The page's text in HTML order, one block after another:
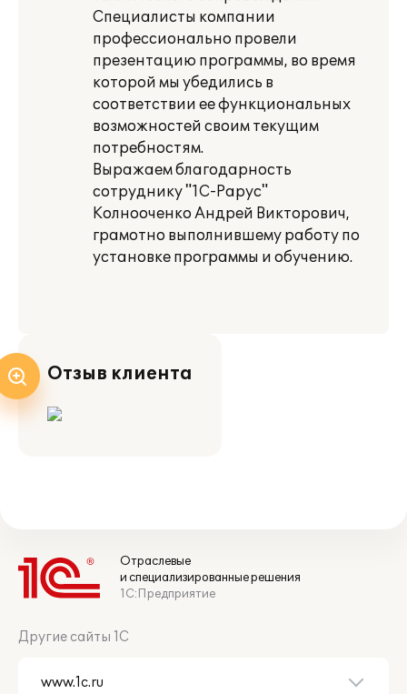
Специалисты компании
профессионально провели
презентацию программы, во время
которой мы убедились в
соответствии ее функциональных
возможностей своим текущим
потребностям.
Выражаем благодарность
сотруднику "1С-Рарус"
Колнооченко Андрей Викторович,
грамотно выполнившему работу по
установке программы и обучению.
Отзыв клиента
Отраслевые
и специализированные решения
1С:Предприятие
Другие сайты 1С